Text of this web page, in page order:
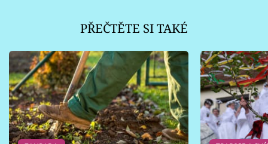
PŘEČTĚTE SI TAKÉ